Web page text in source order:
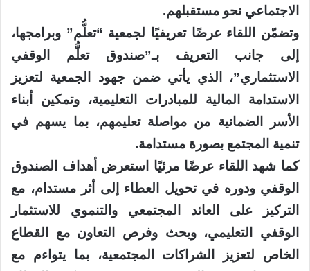
الاجتماعي نحو مستقبلهم.
وتضمّن اللقاء عرضًا تعريفيًا لجمعية “تعلُّم” وبرامجها،
إلى جانب التعريف بـ”صندوق تعلُّم الوقفي
الاستثماري”، الذي يأتي ضمن جهود الجمعية لتعزيز
الاستدامة المالية للمبادرات التعليمية، وتمكين أبناء
الأسر الضمانية من مواصلة تعليمهم، بما يسهم في
تنمية المجتمع بصورة مستدامة.
كما شهد اللقاء عرضًا مرئيًا استعرض أهداف الصندوق
الوقفي ودوره في تحويل العطاء إلى أثر مستدام، مع
التركيز على العائد المجتمعي والتنموي للاستثمار
الوقفي التعليمي، وبحث وفرص التعاون مع القطاع
الخاص لتعزيز الشراكات المجتمعية، بما يتواءم مع